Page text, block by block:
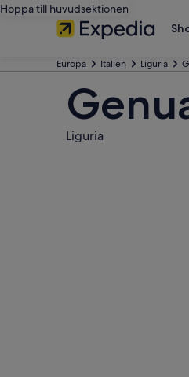
Hoppa till huvudsektionen
Europa Italien Liguria
Liguria